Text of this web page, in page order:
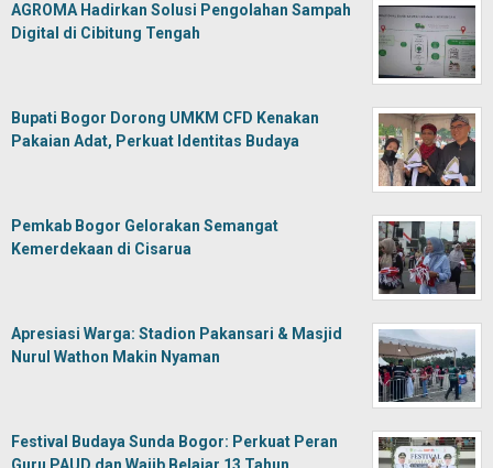
AGROMA Hadirkan Solusi Pengolahan Sampah
Digital di Cibitung Tengah
Bupati Bogor Dorong UMKM CFD Kenakan
Pakaian Adat, Perkuat Identitas Budaya
Pemkab Bogor Gelorakan Semangat
Kemerdekaan di Cisarua
Apresiasi Warga: Stadion Pakansari & Masjid
Nurul Wathon Makin Nyaman
Festival Budaya Sunda Bogor: Perkuat Peran